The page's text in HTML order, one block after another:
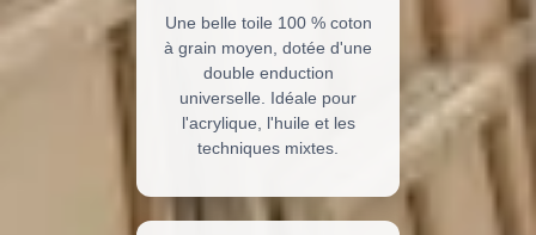
Une belle toile 100 % coton
à grain moyen, dotée d'une
double enduction
universelle. Idéale pour
l'acrylique, l'huile et les
techniques mixtes.